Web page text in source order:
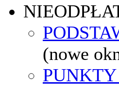
(nowe